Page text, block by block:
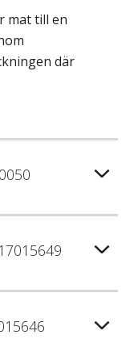
mat till en
där